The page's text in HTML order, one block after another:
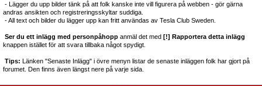
- Lägger du upp bilder tänk på att folk kanske inte vill figurera på webben - gör gärna
andras ansikten och registreringsskyltar suddiga.
- All text och bilder du lägger upp kan fritt användas av Tesla Club Sweden.
Ser du ett inlägg med personpåhopp anmäl det med [!] Rapportera detta inlägg
knappen istället för att svara tillbaka något spydigt.
Tips: Länken "Senaste Inlägg" i övre menyn listar de senaste inläggen folk har gjort på
forumet. Den finns även längst nere på varje sida.